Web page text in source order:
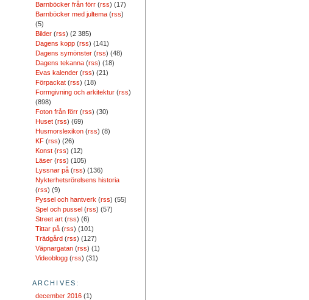
Barnböcker från förr(rss) (17)
Barnböcker med jultema(rss)
(5)
Bilder(rss) (2 385)
Dagens kopp(rss) (141)
Dagens symönster(rss) (48)
Dagens tekanna(rss) (18)
Evas kalender(rss) (21)
Förpackat(rss) (18)
Formgivning och arkitektur(rss)
(898)
Foton från förr(rss) (30)
Huset(rss) (69)
Husmorslexikon(rss) (8)
KF(rss) (26)
Konst(rss) (12)
Läser(rss) (105)
Lyssnar på(rss) (136)
Nykterhetsrörelsens historia
(rss) (9)
Pyssel och hantverk (rss) (55)
Spel och pussel(rss) (57)
Street art(rss) (6)
Tittar på(rss) (101)
Trädgård(rss) (127)
Väpnargatan(rss) (1)
Videoblogg(rss) (31)
ARCHIVES:
december 2016(1)